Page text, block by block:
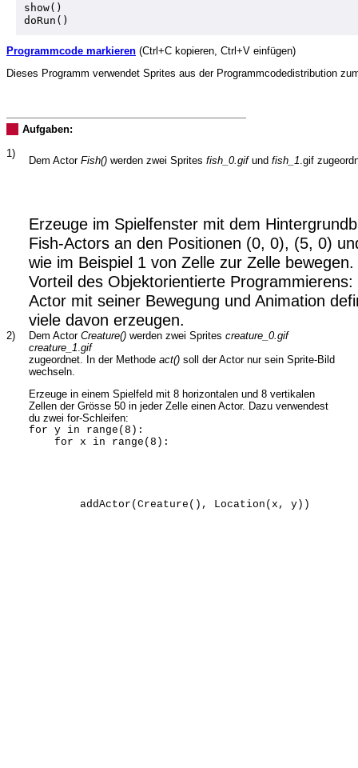
show()
Programmcode markieren (Ctrl+C kopieren, Ctrl+V einfügen)
Dieses Programm verwendet Sprites aus der Programmcodedistribution
Aufgaben:
1)
Dem Actor Fish() werden zwei Sprites fish_0.gifund fish_1.gif
Erzeuge im Spielfenster mit dem
Fish-Actors an den Positionen (0, 0), (5, 0)
wie im Beispiel 1 von Zelle zur Zelle
Vorteil des Objektorientierte
Actor mit seiner Bewegung und Animation
viele davon erzeugen.
2) Dem Actor Creature() werden zwei Sprites creature_0.gif
creature_1.gif
zugeordnet. In der Methode act() soll der Actor nur sein Sprite-Bild
wechseln.
Erzeuge in einem Spielfeld mit 8 horizontalen und 8 vertikalen
Zellen der Grösse 50 in jeder Zelle einen Actor. Dazu verwendest
du zwei for-Schleifen:
for y in range(8):
for x in range(8):
addActor(Creature(), Location(x, y))